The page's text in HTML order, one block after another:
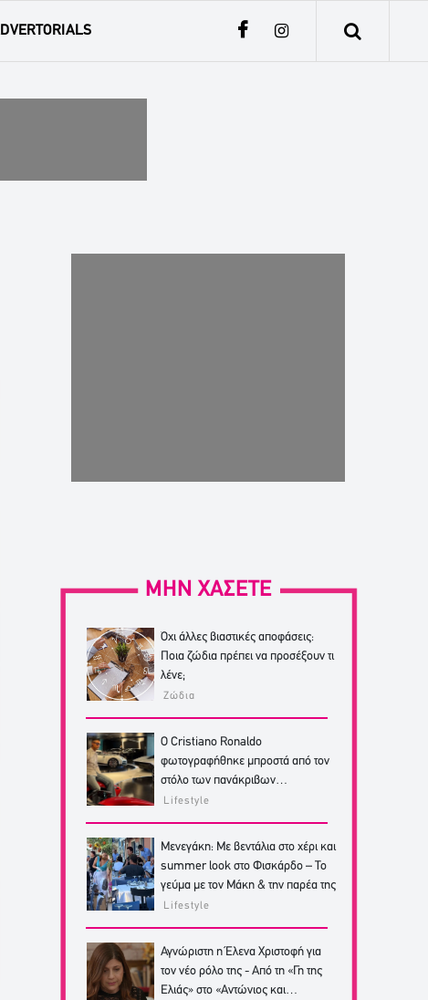
ΜΗΝ ΧΑΣΕΤΕ
Όχι άλλες βιαστικές αποφάσεις:
Ποια ζώδια πρέπει να προσέξουν τι
λένε;
Ζώδια
Ο Cristiano Ronaldo
φωτογραφήθηκε μπροστά από τον
στόλο των πανάκριβων
αυτοκινήτων του!
Lifestyle
Μενεγάκη: Με βεντάλια στο χέρι και
summer look στο Φισκάρδο – Το
γεύμα με τον Μάκη & την παρέα της
Lifestyle
Αγνώριστη η Έλενα Χριστοφή για
τον νέο ρόλο της - Από τη «Γη της
Ελιάς» στο «Αντώνιος και